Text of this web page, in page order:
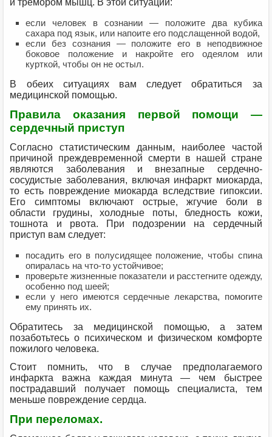
и тремором мышц. В этой ситуации:
если человек в сознании — положите два кубика
сахара под язык, или напоите его подслащенной водой,
если без сознания — положите его в неподвижное
боковое положение и накройте его одеялом или
курткой, чтобы он не остыл.
В обеих ситуациях вам следует обратиться за
медицинской помощью.
Правила оказания первой помощи —
сердечный приступ
Согласно статистическим данным, наиболее частой
причиной преждевременной смерти в нашей стране
являются заболевания и внезапные сердечно-
сосудистые заболевания, включая инфаркт миокарда,
то есть повреждение миокарда вследствие гипоксии.
Его симптомы включают острые, жгучие боли в
области грудины, холодные поты, бледность кожи,
тошнота и рвота. При подозрении на сердечный
приступ вам следует:
посадить его в полусидящее положение, чтобы спина
опиралась на что-то устойчивое;
проверьте жизненные показатели и расстегните одежду,
особенно под шеей;
если у него имеются сердечные лекарства, помогите
ему принять их.
Обратитесь за медицинской помощью, а затем
позаботьтесь о психическом и физическом комфорте
пожилого человека.
Стоит помнить, что в случае предполагаемого
инфаркта важна каждая минута — чем быстрее
пострадавший получает помощь специалиста, тем
меньше повреждение сердца.
При переломах.